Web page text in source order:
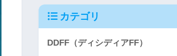
カテゴリ
DDFF（ディシディアFF）